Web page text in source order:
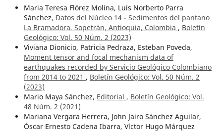
Maria Teresa Flórez Molina, Luis Norberto Parra
Sánchez, Datos del Núcleo 14 - Sedimentos del pantano
La Bramadora, Sopetrán, Antioquia, Colombia , Boletín
Geológico: Vol. 50 Núm. 2 (2023)
Viviana Dionicio, Patricia Pedraza, Esteban Poveda,
Moment tensor and focal mechanism data of
earthquakes recorded by Servicio Geológico Colombiano
from 2014 to 2021 , Boletín Geológico: Vol. 50 Núm. 2
(2023)
Mario Maya Sánchez, Editorial , Boletín Geológico: Vol.
48 Núm. 2 (2021)
Mariana Vergara Herrera, John Jairo Sánchez Aguilar,
Óscar Ernesto Cadena Ibarra, Víctor Hugo Márquez